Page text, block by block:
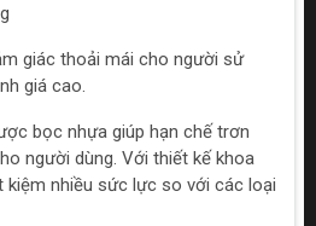
giác thoải mái cho người sử
giá cao.
bọc nhựa giúp hạn chế trơn
người dùng. Với thiết kế khoa
kiệm nhiều sức lực so với các loại